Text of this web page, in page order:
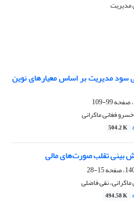
سود مدیریت بر اساس معیارهای نوین
99-109
فغانی ماکرانی
504.2 K
بینی تقلب صورت‌های مالی
15-28
نقی فاضلی
494.58 K